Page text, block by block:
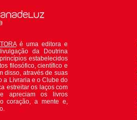
é uma editora e
da Doutrina
estabelecidos
filosófico, científico e
disso, através de suas
a Livraria e o Clube do
estreitar os laços com
apreciam os livros
coração, a mente e,